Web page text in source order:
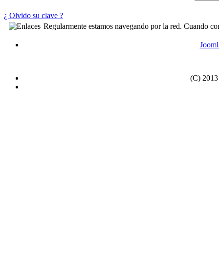
¿ Olvido su clave ?
Regularmente estamos navegando por la red. Cuando
(C)